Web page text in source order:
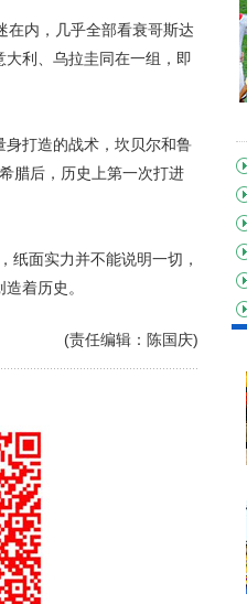
内，几乎全部看衰哥斯达
利、乌拉圭同在一组，即
打造的战术，坎贝尔和鲁
腊后，历史上第一次打进
面实力并不能说明一切，
着历史。
(责任编辑：陈国庆)